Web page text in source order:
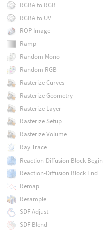
RGBA to RGB
RGBA to UV
ROP Image
Ramp
Random Mono
Random RGB
Rasterize Curves
Rasterize Geometry
Rasterize Layer
Rasterize Setup
Rasterize Volume
Ray Trace
Reaction-Diffusion Block Begin
Reaction-Diffusion Block End
Remap
Resample
SDF Adjust
SDF Blend